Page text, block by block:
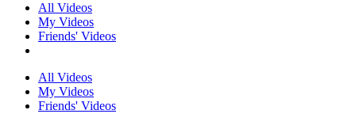
All Videos
My Videos
Friends' Videos
All Videos
My Videos
Friends' Videos